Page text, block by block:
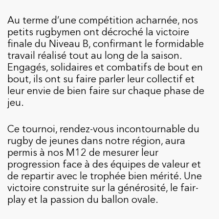
Au terme d’une compétition acharnée, nos
petits rugbymen ont décroché la victoire
finale du Niveau B, confirmant le formidable
travail réalisé tout au long de la saison.
Engagés, solidaires et combatifs de bout en
bout, ils ont su faire parler leur collectif et
leur envie de bien faire sur chaque phase de
jeu.
Ce tournoi, rendez-vous incontournable du
rugby de jeunes dans notre région, aura
permis à nos M12 de mesurer leur
progression face à des équipes de valeur et
de repartir avec le trophée bien mérité. Une
victoire construite sur la générosité, le fair-
play et la passion du ballon ovale.